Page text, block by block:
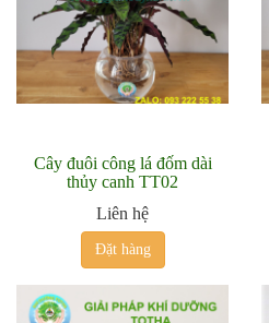
Cây đuôi công lá đốm dài
thủy canh TT02
Liên hệ
Đặt hàng